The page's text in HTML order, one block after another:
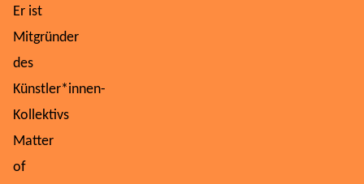
Er ist
Mitgründer
des
Künstler*innen-
Kollektivs
Matter
of